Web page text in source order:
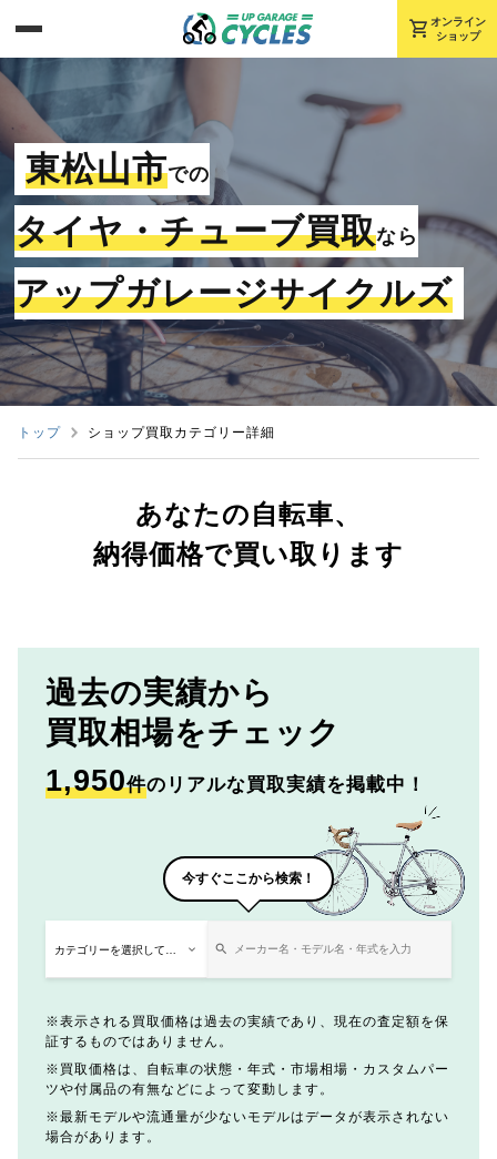
shopping_cart オンライン
ショップ
東松山市での
タイヤ・チューブ買取なら
アップガレージサイクルズ
トップ ショップ買取カテゴリー詳細
あなたの自転車、
納得価格で買い取ります
過去の実績から
買取相場をチェック
1,950件のリアルな買取実績を掲載中！
今すぐここから検索！
表示される買取価格は過去の実績であり、現在の査定額を保
証するものではありません。
買取価格は、自転車の状態・年式・市場相場・カスタムパー
ツや付属品の有無などによって変動します。
最新モデルや流通量が少ないモデルはデータが表示されない
場合があります。